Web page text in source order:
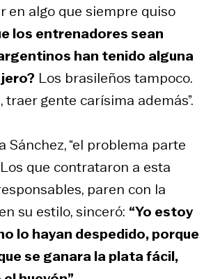
en algo que siempre quiso
los entrenadores sean
han tenido alguna
Los brasileños tampoco.
traer gente carísima además”.
Sánchez, “el problema parte
que contrataron a esta
paren con la
su estilo, sinceró: “Yo estoy
lo hayan despedido, porque
se ganara la plata fácil,